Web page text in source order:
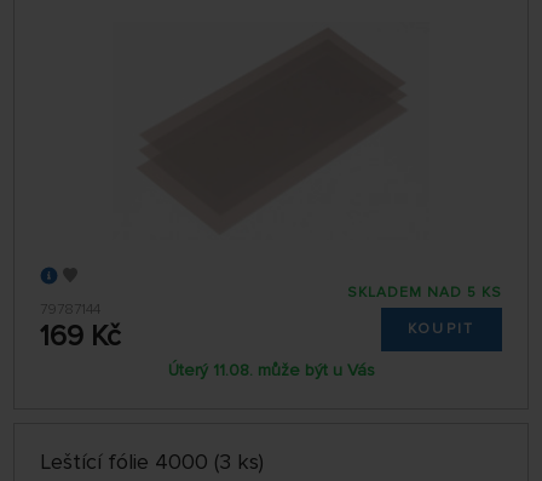
79787144
169 Kč
SKLADEM NAD 5 KS
KOUPIT
Úterý 11.08. může být u Vás
Leštící fólie 4000 (3 ks)